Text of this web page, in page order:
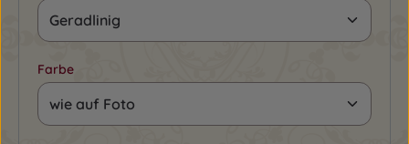
Farbe